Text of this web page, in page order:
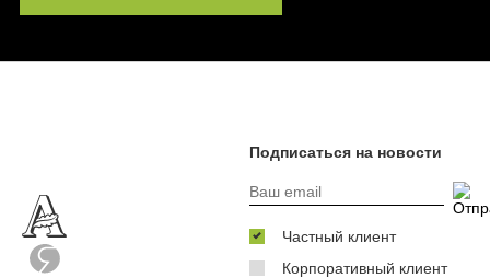
Подписаться на новости
Частный клиент
Корпоративный клиент